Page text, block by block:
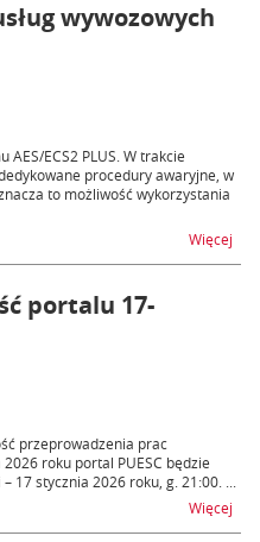
wywozowych
ECS2 PLUS. W trakcie
procedury awaryjne, w
to możliwość wykorzystania
Więcej
portalu 17-
przeprowadzenia prac
roku portal PUESC będzie
17 stycznia 2026 roku, g. 21:00. ...
Więcej